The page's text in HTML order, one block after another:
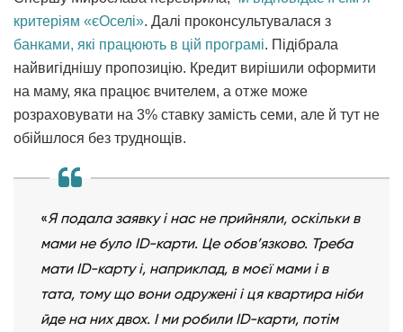
критеріям «єОселі». Далі проконсультувалася з
банками, які працюють в цій програмі. Підібрала
найвигіднішу пропозицію. Кредит вирішили оформити
на маму, яка працює вчителем, а отже може
розраховувати на 3% ставку замість семи, але й тут не
обійшлося без труднощів.
«Я подала заявку і нас не прийняли, оскільки в
мами не було ID-карти. Це обов’язково. Треба
мати ID-карту і, наприклад, в моєї мами і в
тата, тому що вони одружені і ця квартира ніби
йде на них двох. І ми робили ID-карти, потім